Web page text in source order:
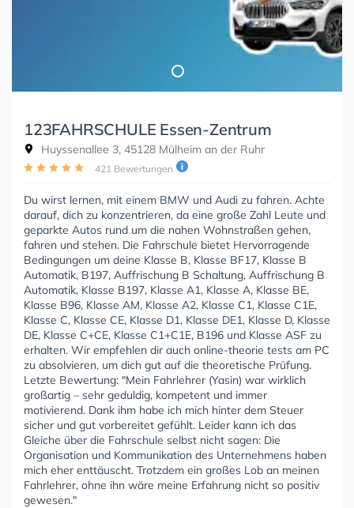
123FAHRSCHULE Essen-Zentrum
Huyssenallee 3, 45128 Mülheim an der Ruhr
421 Bewertungen
Du wirst lernen, mit einem BMW und Audi zu fahren. Achte
darauf, dich zu konzentrieren, da eine große Zahl Leute und
geparkte Autos rund um die nahen Wohnstraßen gehen,
fahren und stehen. Die Fahrschule bietet Hervorragende
Bedingungen um deine Klasse B, Klasse BF17, Klasse B
Automatik, B197, Auffrischung B Schaltung, Auffrischung B
Automatik, Klasse B197, Klasse A1, Klasse A, Klasse BE,
Klasse B96, Klasse AM, Klasse A2, Klasse C1, Klasse C1E,
Klasse C, Klasse CE, Klasse D1, Klasse DE1, Klasse D, Klasse
DE, Klasse C+CE, Klasse C1+C1E, B196 und Klasse ASF zu
erhalten. Wir empfehlen dir auch online-theorie tests am PC
zu absolvieren, um dich gut auf die theoretische Prüfung.
Letzte Bewertung: "Mein Fahrlehrer (Yasin) war wirklich
großartig – sehr geduldig, kompetent und immer
motivierend. Dank ihm habe ich mich hinter dem Steuer
sicher und gut vorbereitet gefühlt. Leider kann ich das
Gleiche über die Fahrschule selbst nicht sagen: Die
Organisation und Kommunikation des Unternehmens haben
mich eher enttäuscht. Trotzdem ein großes Lob an meinen
Fahrlehrer, ohne ihn wäre meine Erfahrung nicht so positiv
gewesen."